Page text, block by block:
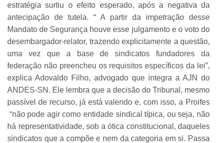
estratégia surtiu o efeito esperado, após a negativa da
antecipação de tutela. “ A partir da impetração desse
Mandato de Segurança houve esse julgamento e o voto do
desembargador-relator, trazendo explicitamente a questão,
uma vez que a base de sindicatos fundadores da
federação não preencheu os requisitos específicos da lei”,
explica Adovaldo Filho, advogado que integra a AJN do
ANDES-SN. Ele lembra que a decisão do Tribunal, mesmo
passível de recurso, já está valendo e, com isso, a Proifes
“não pode agir como entidade sindical típica, ou seja, não
há representatividade, sob a ótica constitucional, daqueles
sindicatos que a compõe e nem da categoria em si. Passa